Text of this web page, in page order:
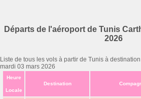
Départs de l'aéroport de Tunis
2026
Liste de tous les vols à partir de Tunis à
mardi 03 mars 2026
Heure
Locale
Destination